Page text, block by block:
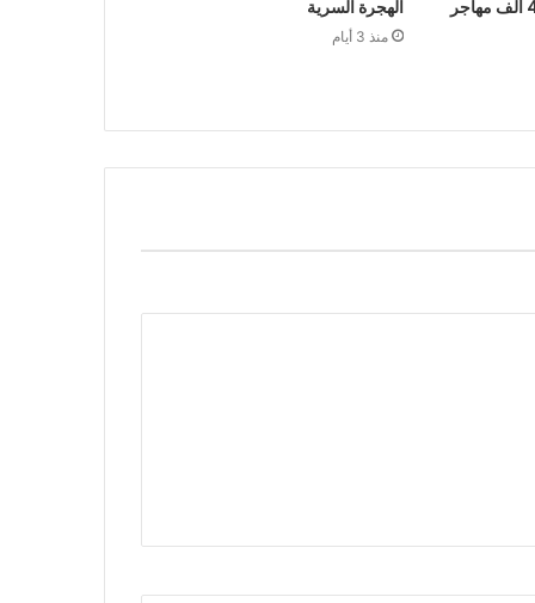
الرباط في إعادة قرابة 48 ألف مهاجر
الهجرة السرية
منذ 3 أيام